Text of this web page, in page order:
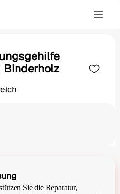
Sie die Reparatur,